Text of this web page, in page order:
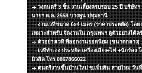
วงดนตรี 3 ชิ้น งานเลี้ยงครบรอบ 25 ปี บริษัท
นายฯ ต.ค. 2558 บางพูน ปทุมธานี
งานเวทีขนาด 6x4 เมตร (ราคาประหยัด) โด
เหมาะสำหรับ จัดงานใน กรุงเทพฯ ดูตัวอย่างได้ค
ตัวอย่างเวที ที่ออกงานยอดนิยม (ขนาดกลาง)
เวทีทำเอง ประหยัด เครื่องเสียง+ไฟ +นักร้อง
มิวสิค โทร 0867866022
ดนตรีงานขึ้นบ้านใหม่ ซ.เพิ่มสิน สายไหม วัน